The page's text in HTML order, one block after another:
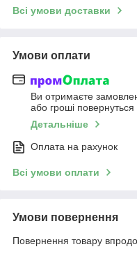
Всі умови доставки
Умови оплати
Ви отримаєте
або гроші
Детальніше
Оплата на рахунок
Всі умови оплати
Умови повернення
Повернення товару